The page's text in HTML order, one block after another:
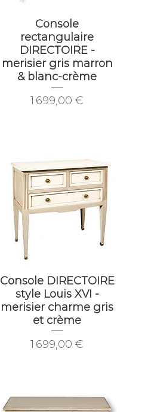
Console
rectangulaire
DIRECTOIRE -
merisier gris marron
& blanc-crème
Prix
1 699,00 €
Console DIRECTOIRE
style Louis XVI -
merisier charme gris
et crème
Prix
1 699,00 €